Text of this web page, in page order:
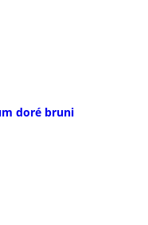
doré bruni